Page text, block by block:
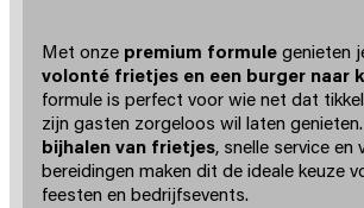
Met onze premium formulegenieten
volonté frietjes en een burger naar
formule is perfect voor wie net dat
zijn gasten zorgeloos wil laten genieten.
bijhalen van frietjes, snelle service en
bereidingen maken dit de ideale keuze
feesten en bedrijfsevents.